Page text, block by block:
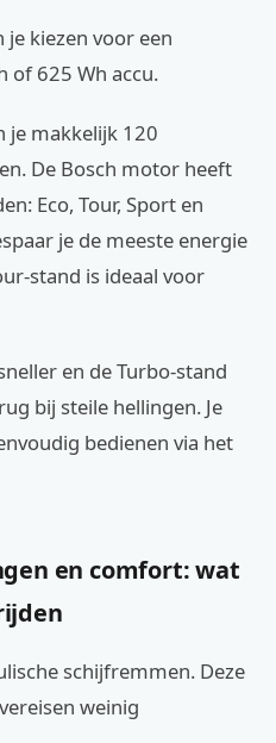
kiezen voor een
of 625 Wh accu.
je makkelijk 120
De Bosch motor heeft
Eco, Tour, Sport en
je de meeste energie
stand is ideaal voor
en de Turbo-stand
bij steile hellingen. Je
bedienen via het
en comfort: wat
schijfremmen. Deze
weinig